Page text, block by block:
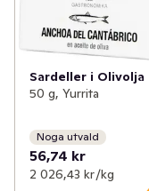
Sardeller i Olivolja
50 g, Yurrita
Noga utvald
56,74 kr
2 026,43 kr /kg